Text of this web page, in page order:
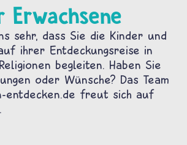
Erwachsene
sehr, dass Sie die Kinder und
ihrer Entdeckungsreise in
begleiten. Haben Sie
oder Wünsche? Das Team
entdecken.de freut sich auf